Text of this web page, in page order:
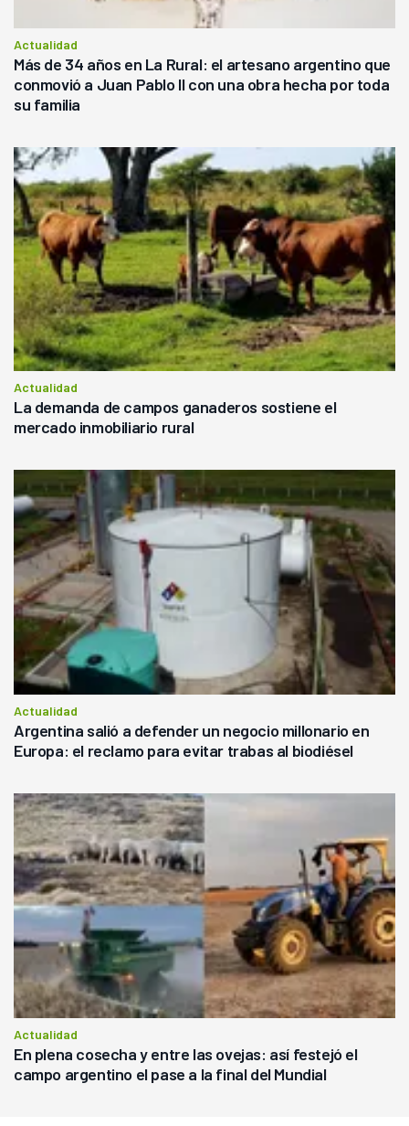
Actualidad
Más de 34 años en La Rural: el artesano argentino que
conmovió a Juan Pablo II con una obra hecha por toda
su familia
Actualidad
La demanda de campos ganaderos sostiene el
mercado inmobiliario rural
Actualidad
Argentina salió a defender un negocio millonario en
Europa: el reclamo para evitar trabas al biodiésel
Actualidad
En plena cosecha y entre las ovejas: así festejó el
campo argentino el pase a la final del Mundial